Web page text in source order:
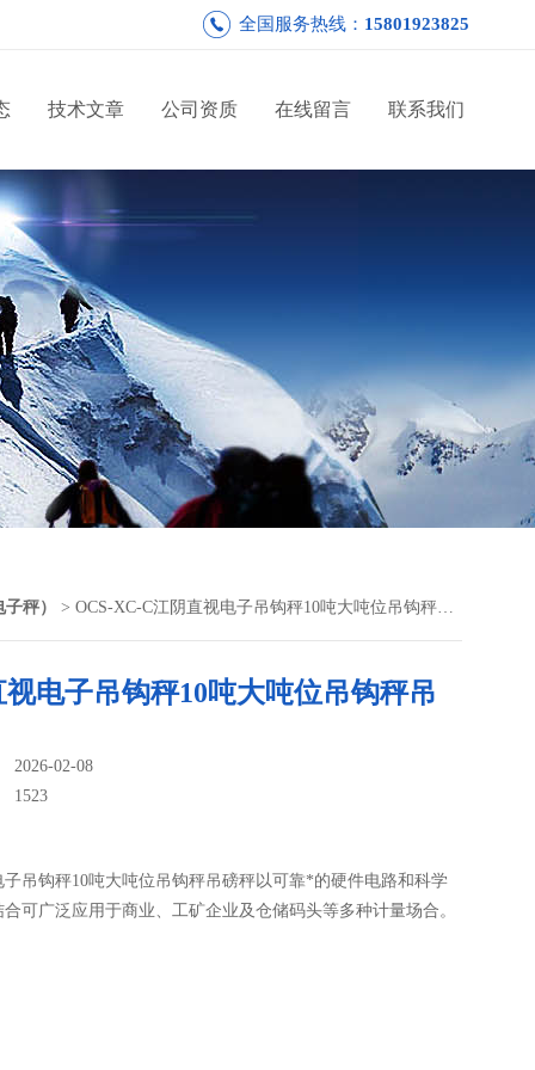
全国服务热线： 15801923825
技术文章 公司资质 在线留言 联系我们
秤） > OCS-XC-C江阴直视电子吊钩秤10吨大吨位吊钩秤吊磅秤
电子吊钩秤10吨大吨位吊钩秤吊
2026-02-08
1523
子吊钩秤10吨大吨位吊钩秤吊磅秤以可靠*的硬件电路和科学
可广泛应用于商业、工矿企业及仓储码头等多种计量场合。